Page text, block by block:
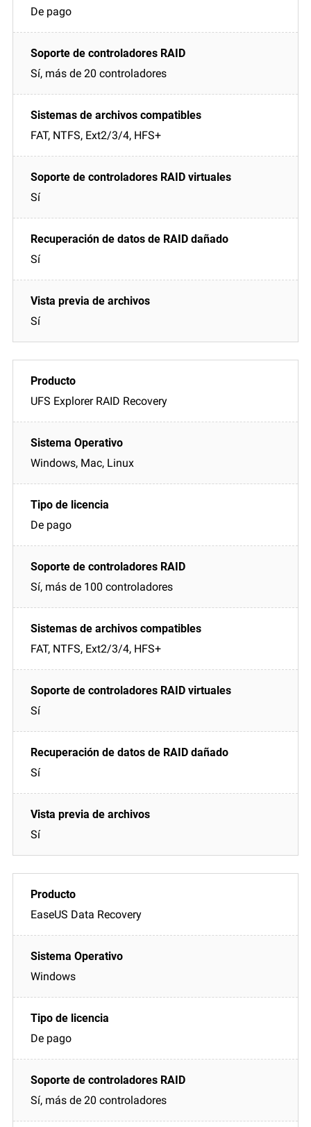
De pago
Sí, más de 20 controladores
FAT, NTFS, Ext2/3/4, HFS+
Sí
Sí
Sí
UFS Explorer RAID Recovery
Windows, Mac, Linux
De pago
Sí, más de 100 controladores
FAT, NTFS, Ext2/3/4, HFS+
Sí
Sí
Sí
EaseUS Data Recovery
Windows
De pago
Sí, más de 20 controladores